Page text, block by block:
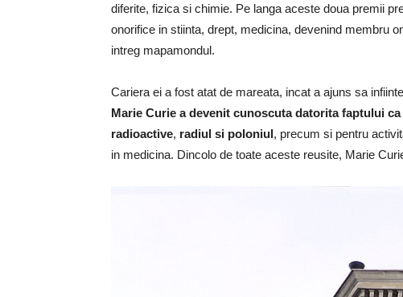
diferite, fizica si chimie. Pe langa aceste doua premii
onorifice in stiinta, drept, medicina, devenind membru
intreg mapamondul.
Cariera ei a fost atat de mareata, incat a ajuns sa
Marie Curie a devenit cunoscuta datorita faptului
radioactive, radiul si poloniul, precum si pentru
in medicina. Dincolo de toate aceste reusite, Marie